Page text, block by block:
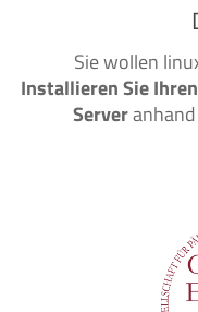
Sie wollen
Installieren Sie
Server